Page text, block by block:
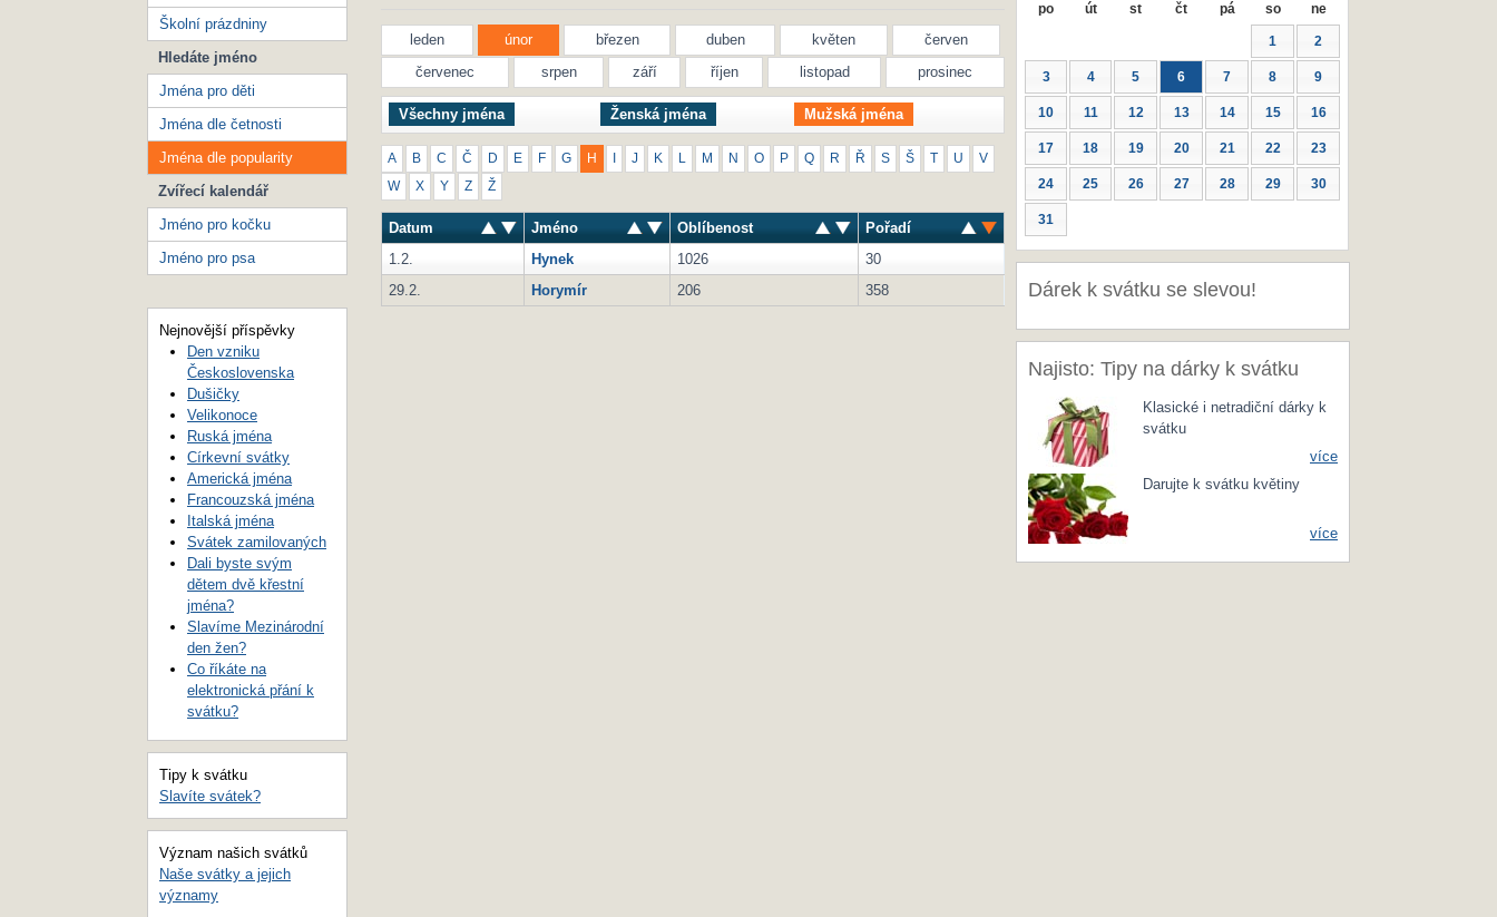
leden únor březen duben květen
červen
červenec
srpen září říjen listopad prosinec
Všechny jména Ženská jména Mužská jména
A B C Č D E F G H J K M N O P Q R Ř S Š T U V
W X Y Z Ž
Datum Jméno Oblíbenost
Pořadí
1.2.
Hynek 1026
30
29.2.
Horymír 206 358
po út st čt pá so ne
1 2
3 4 5 6 7 8 9
10 11 12 13 14 15 16
17 18 19 20 21 22 23
24 25 26 27 28 29 30
31
Dárek k svátku se slevou!
Najisto: Tipy na dárky k svátku
Klasické i netradiční dárky k
svátku
více
Darujte k svátku květiny
více
Školní prázdniny
Hledáte jméno
Jména pro děti
Jména dle četnosti
Jména dle popularity
Zvířecí kalendář
Jméno pro kočku
Jméno pro psa
Nejnovější příspěvky
Den vzniku
Československa
Dušičky
Velikonoce
Ruská jména
Církevní svátky
Americká jména
Francouzská jména
Italská jména
Svátek zamilovaných
Dali byste svým
dětem dvě křestní
jména?
Slavíme Mezinárodní
den žen?
Co říkáte na
elektronická přání k
svátku?
Tipy k svátku
Slavíte svátek?
Význam našich svátků
Naše svátky a jejich
významy